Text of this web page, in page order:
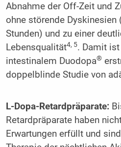
Abnahme der Off-Zeit und
ohne störende
Stunden) und zu einer
Lebensqualität4, 5. Damit
intestinalem Duodopa®
doppelblinde Studie von
L-Dopa-Retardpräparate:
Retardpräparate haben
Erwartungen erfüllt und